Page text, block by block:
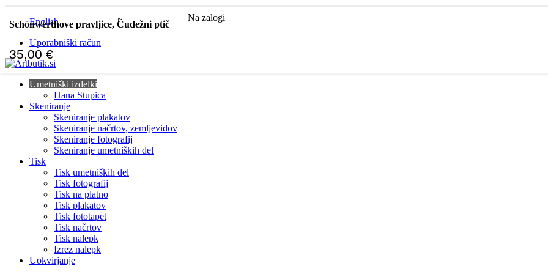
English Slovenščina |
Uporabniški račun
Umetniški izdelki
Hana Stupica
Skeniranje
Skeniranje plakatov
Skeniranje načrtov, zemljevidov
Skeniranje fotografij
Skeniranje umetniških del
Tisk
Tisk umetniških del
Tisk fotografij
Tisk na platno
Tisk plakatov
Tisk fototapet
Tisk načrtov
Tisk nalepk
Izrez nalepk
Uokvirjanje
Schönwerthove pravljice, Čudežni ptič
35,00 €
Na zalogi